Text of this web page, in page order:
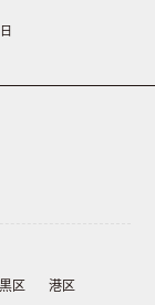
区
港区